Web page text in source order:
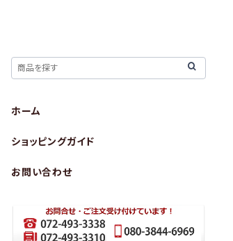
ホーム
ショッピングガイド
お問い合わせ